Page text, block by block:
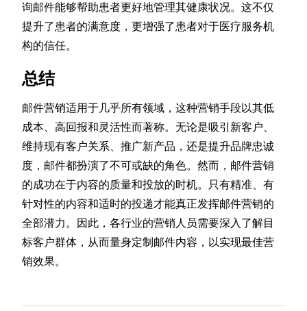
询邮件能够帮助患者更好地管理其健康状况。这不仅
提升了患者的满意度，更增强了患者对于医疗服务机
构的信任。
总结
邮件营销适用于几乎所有领域，这种营销手段以其低
成本、高回报和灵活性而著称。无论是吸引新客户、
维持现有客户关系、推广新产品，还是提升品牌忠诚
度，邮件都扮演了不可或缺的角色。然而，邮件营销
的成功在于内容的质量和投放的时机。只有精准、有
针对性的内容和适时的投递才能真正发挥邮件营销的
全部潜力。因此，各行业的营销人员需要深入了解目
标客户群体，从而量身定制邮件内容，以实现最佳营
销效果。